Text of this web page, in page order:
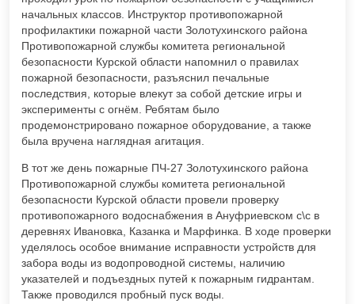
начальных классов. Инструктор противопожарной
профилактики пожарной части Золотухинского района
Противопожарной службы комитета региональной
безопасности Курской области напомнил о правилах
пожарной безопасности, разъяснил печальные
последствия, которые влекут за собой детские игры и
эксперименты с огнём. Ребятам было
продемонстрировано пожарное оборудование, а также
была вручена наглядная агитация.
В тот же день пожарные ПЧ-27 Золотухинского района
Противопожарной службы комитета региональной
безопасности Курской области провели проверку
противопожарного водоснабжения в Ануфриевском с\с в
деревнях Ивановка, Казанка и Марфинка. В ходе проверки
уделялось особое внимание исправности устройств для
забора воды из водопроводной системы, наличию
указателей и подъездных путей к пожарным гидрантам.
Также проводился пробный пуск воды.